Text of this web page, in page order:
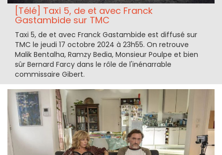
[Télé] Taxi 5, de et avec Franck
Gastambide sur TMC
Taxi 5, de et avec Franck Gastambide est diffusé sur
TMC le jeudi 17 octobre 2024 à 23h55. On retrouve
Malik Bentalha, Ramzy Bedia, Monsieur Poulpe et bien
sûr Bernard Farcy dans le rôle de l'inénarrable
commissaire Gibert.